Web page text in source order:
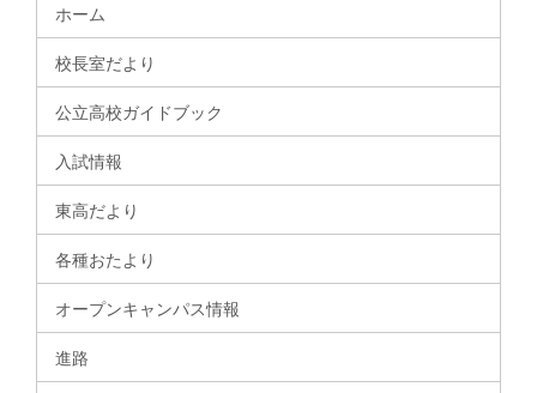
ホーム
校長室だより
公立高校ガイドブック
入試情報
東高だより
各種おたより
オープンキャンパス情報
進路